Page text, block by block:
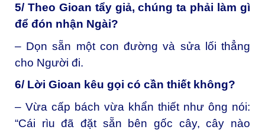
5/ Theo Gioan tẩy giả, chúng ta phải làm gì
để đón nhận Ngài?
– Dọn sẵn một con đường và sửa lối thẳng
cho Người đi.
6/ Lời Gioan kêu gọi có cần thiết không?
– Vừa cấp bách vừa khẩn thiết như ông nói:
“Cái rìu đã đặt sẵn bên gốc cây, cây nào